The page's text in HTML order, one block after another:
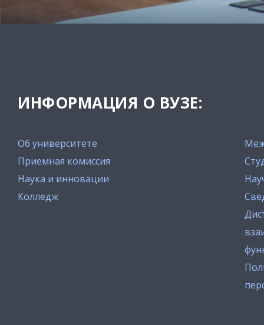
ИНФОРМАЦИЯ О ВУЗЕ:
Об университете
Приемная комиссия
Наука и инновации
Колледж